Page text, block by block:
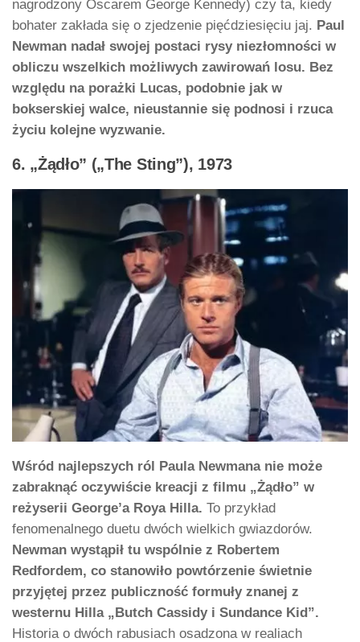
nagrodzony Oscarem George Kennedy) czy ta, kiedy
bohater zakłada się o zjedzenie pięćdziesięciu jaj. Paul
Newman nadał swojej postaci rysy niezłomności w
obliczu wszelkich możliwych zawirowań losu. Bez
względu na porażki Lucas, podobnie jak w
bokserskiej walce, nieustannie się podnosi i rzuca
życiu kolejne wyzwanie.
6. „Żądło” („The Sting”), 1973
Wśród najlepszych ról Paula Newmana nie może
zabraknąć oczywiście kreacji z filmu „Żądło” w
reżyserii George’a Roya Hilla. To przykład
fenomenalnego duetu dwóch wielkich gwiazdorów.
Newman wystąpił tu wspólnie z Robertem
Redfordem, co stanowiło powtórzenie świetnie
przyjętej przez publiczność formuły znanej z
westernu Hilla „Butch Cassidy i Sundance Kid”.
Historia o dwóch rabusiach osadzona w realiach